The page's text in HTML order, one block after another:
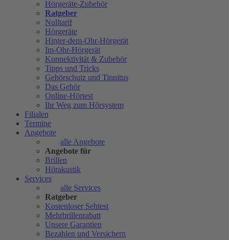
Hörgeräte-Zubehör
Ratgeber
Nulltarif
Hörgeräte
Hinter-dem-Ohr-Hörgerät
Im-Ohr-Hörgerät
Konnektivität & Zubehör
Tipps und Tricks
Gehörschutz und Tinnitus
Das Gehör
Online-Hörtest
Ihr Weg zum Hörsystem
Filialen
Termine
Angebote
alle Angebote
Angebote für
Brillen
Hörakustik
Services
alle Services
Ratgeber
Kostenloser Sehtest
Mehrbrillenrabatt
Unsere Garantien
Bezahlen und Versichern